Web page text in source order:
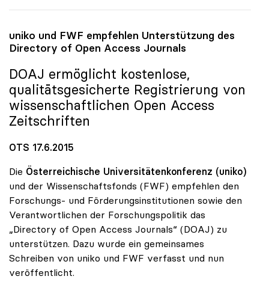
uniko und FWF empfehlen Unterstützung des
Directory of Open Access Journals
DOAJ ermöglicht kostenlose,
qualitätsgesicherte Registrierung von
wissenschaftlichen Open Access
Zeitschriften
OTS 17.6.2015
Die Österreichische Universitätenkonferenz (uniko)
und der Wissenschaftsfonds (FWF) empfehlen den
Forschungs- und Förderungsinstitutionen sowie den
Verantwortlichen der Forschungspolitik das
„Directory of Open Access Journals“ (DOAJ) zu
unterstützen. Dazu wurde ein gemeinsames
Schreiben von uniko und FWF verfasst und nun
veröffentlicht.